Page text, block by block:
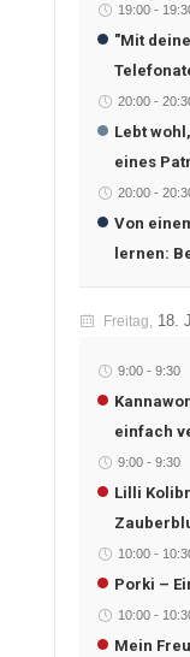
19:00-
"Mit
20:00-
Lebt
eines
20:00-
Von
lernen:
Freitag, 18.
9:00- 9:30
einfach
9:00- 9:30
Lilli
10:00-
Porki –
10:00-
Mein